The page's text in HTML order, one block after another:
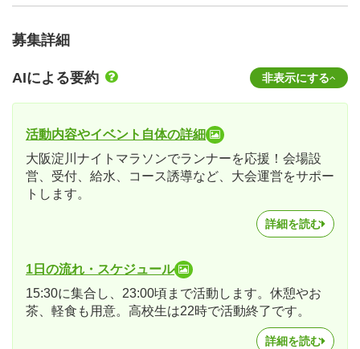
募集詳細
AIによる要約 非表示にする
活動内容やイベント自体の詳細
大阪淀川ナイトマラソンでランナーを応援！会場設
営、受付、給水、コース誘導など、大会運営をサポー
トします。
詳細を読む
1日の流れ・スケジュール
15:30に集合し、23:00頃まで活動します。休憩やお
茶、軽食も用意。高校生は22時で活動終了です。
詳細を読む